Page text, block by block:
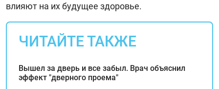
влияют на их будущее здоровье.
ЧИТАЙТЕ ТАКЖЕ
Вышел за дверь и все забыл. Врач объяснил
эффект "дверного проема"